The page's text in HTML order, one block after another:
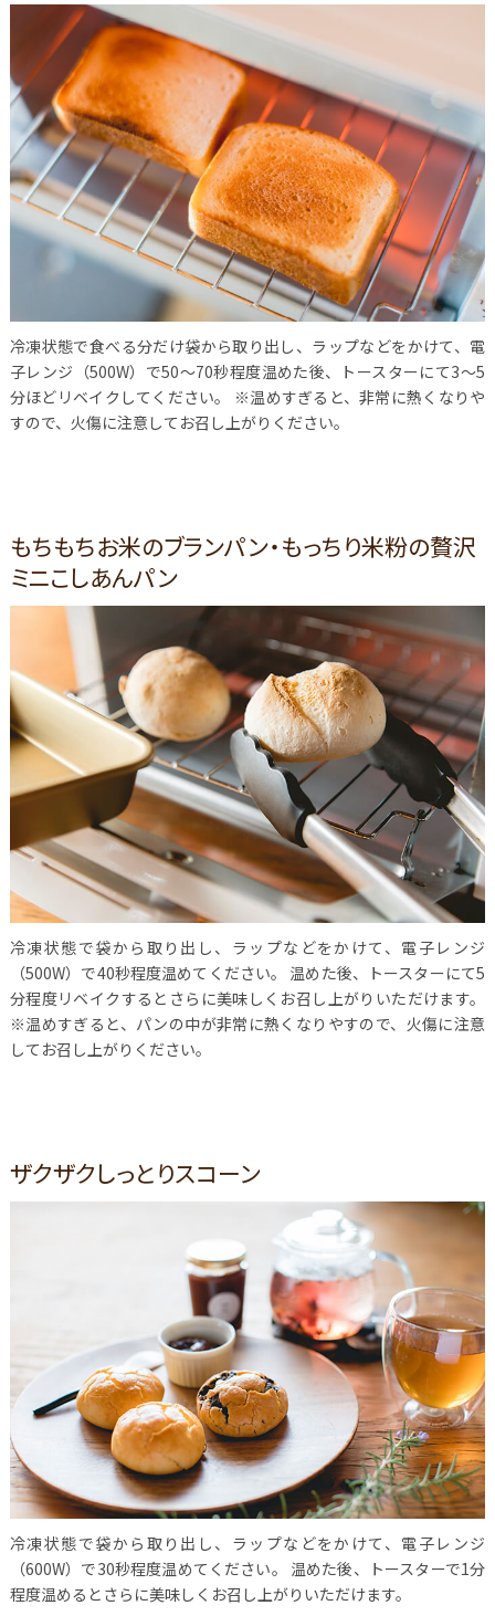
冷凍状態で食べる分だけ袋から取り出し、ラップなどをかけて、電
子レンジ（500W）で50～70秒程度温めた後、トースターにて3～5
分ほどリベイクしてください。 ※温めすぎると、非常に熱くなりや
すので、火傷に注意してお召し上がりください。
もちもちお米のブランパン・もっちり米粉の贅沢
ミニこしあんパン
冷凍状態で袋から取り出し、ラップなどをかけて、電子レンジ
（500W）で40秒程度温めてください。 温めた後、トースターにて5
分程度リベイクするとさらに美味しくお召し上がりいただけます。
※温めすぎると、パンの中が非常に熱くなりやすので、火傷に注意
してお召し上がりください。
ザクザクしっとりスコーン
冷凍状態で袋から取り出し、ラップなどをかけて、電子レンジ
（600W）で30秒程度温めてください。 温めた後、トースターで1分
程度温めるとさらに美味しくお召し上がりいただけます。